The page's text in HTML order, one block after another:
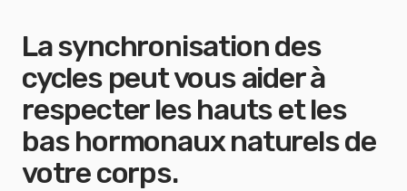
La synchronisation des
cycles peut vous aider à
respecter les hauts et les
bas hormonaux naturels de
votre corps.